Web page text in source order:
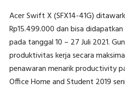
Acer Swift X (SFX14-41G)
Rp15.499.000 dan bisa
pada tanggal 10 – 27 Juli 2021.
produktivitas kerja secara
penawaran menarik productivity
Office Home and Student 2019